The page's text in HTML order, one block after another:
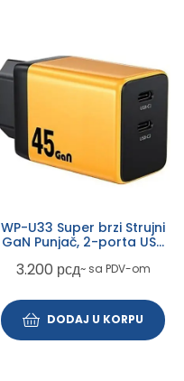
WP-U33 Super brzi Strujni
GaN Punjač, 2-porta USB
3.200 рсд~ sa PDV-om
DODAJ U KORPU